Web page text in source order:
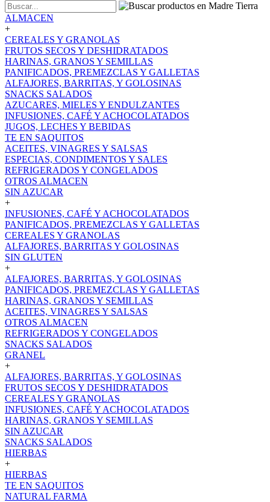
ALMACEN
+
CEREALES Y GRANOLAS
FRUTOS SECOS Y DESHIDRATADOS
HARINAS, GRANOS Y SEMILLAS
PANIFICADOS, PREMEZCLAS Y GALLETAS
ALFAJORES, BARRITAS, Y GOLOSINAS
SNACKS SALADOS
AZUCARES, MIELES Y ENDULZANTES
INFUSIONES, CAFÉ Y ACHOCOLATADOS
JUGOS, LECHES Y BEBIDAS
TE EN SAQUITOS
ACEITES, VINAGRES Y SALSAS
ESPECIAS, CONDIMENTOS Y SALES
REFRIGERADOS Y CONGELADOS
OTROS ALMACEN
SIN AZUCAR
+
INFUSIONES, CAFÉ Y ACHOCOLATADOS
PANIFICADOS, PREMEZCLAS Y GALLETAS
CEREALES Y GRANOLAS
ALFAJORES, BARRITAS Y GOLOSINAS
SIN GLUTEN
+
ALFAJORES, BARRITAS, Y GOLOSINAS
PANIFICADOS, PREMEZCLAS Y GALLETAS
HARINAS, GRANOS Y SEMILLAS
ACEITES, VINAGRES Y SALSAS
OTROS ALMACEN
REFRIGERADOS Y CONGELADOS
SNACKS SALADOS
GRANEL
+
ALFAJORES, BARRITAS, Y GOLOSINAS
FRUTOS SECOS Y DESHIDRATADOS
CEREALES Y GRANOLAS
INFUSIONES, CAFÉ Y ACHOCOLATADOS
HARINAS, GRANOS Y SEMILLAS
SIN AZUCAR
SNACKS SALADOS
HIERBAS
+
HIERBAS
TE EN SAQUITOS
NATURAL FARMA